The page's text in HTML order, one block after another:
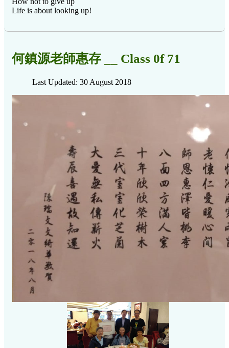
Life is about looking up!
何鎮源老師惠存 __ Class 0f 71
Last Updated: 30 August 2018